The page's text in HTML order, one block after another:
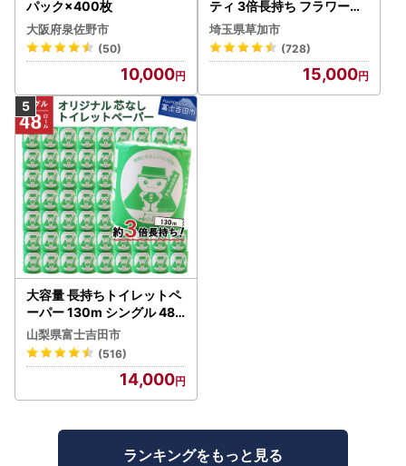
パック×400枚
大阪府泉佐野市
(50)
10,000
ティ 3倍長持ち フラワーパ
ック 4ロール×6P
埼玉県草加市
(728)
15,000
大容量 長持ちトイレットペ
ーパー 130m シングル 48R
芯なし 3倍巻 トイレット
山梨県富士吉田市
(516)
14,000
ランキングをもっと見る